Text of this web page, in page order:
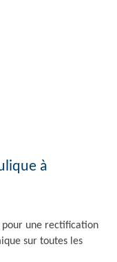
à
pour une rectification
sur toutes les